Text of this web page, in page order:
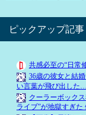
ピックアップ記事